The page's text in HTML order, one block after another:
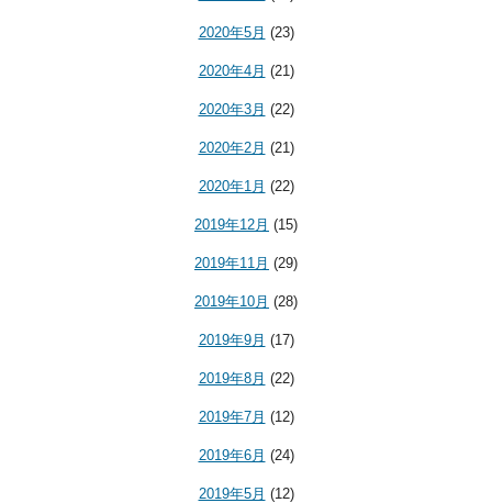
2020年5月 (23)
2020年4月 (21)
2020年3月 (22)
2020年2月 (21)
2020年1月 (22)
2019年12月 (15)
2019年11月 (29)
2019年10月 (28)
2019年9月 (17)
2019年8月 (22)
2019年7月 (12)
2019年6月 (24)
2019年5月 (12)